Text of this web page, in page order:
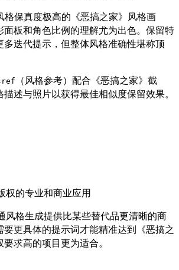
格保真度极高的《恶搞之家》风格画
面板和角色比例的理解尤为出色。保留特
多迭代提示，但整体风格准确性堪称顶
（风格参考）配合《恶搞之家》截
述与照片以获得最佳相似度保留效果。
权的专业和商业应用
风格生成提供比某些替代品更清晰的商
要更具体的提示词才能精准达到《恶搞之
求高的项目更为适合。